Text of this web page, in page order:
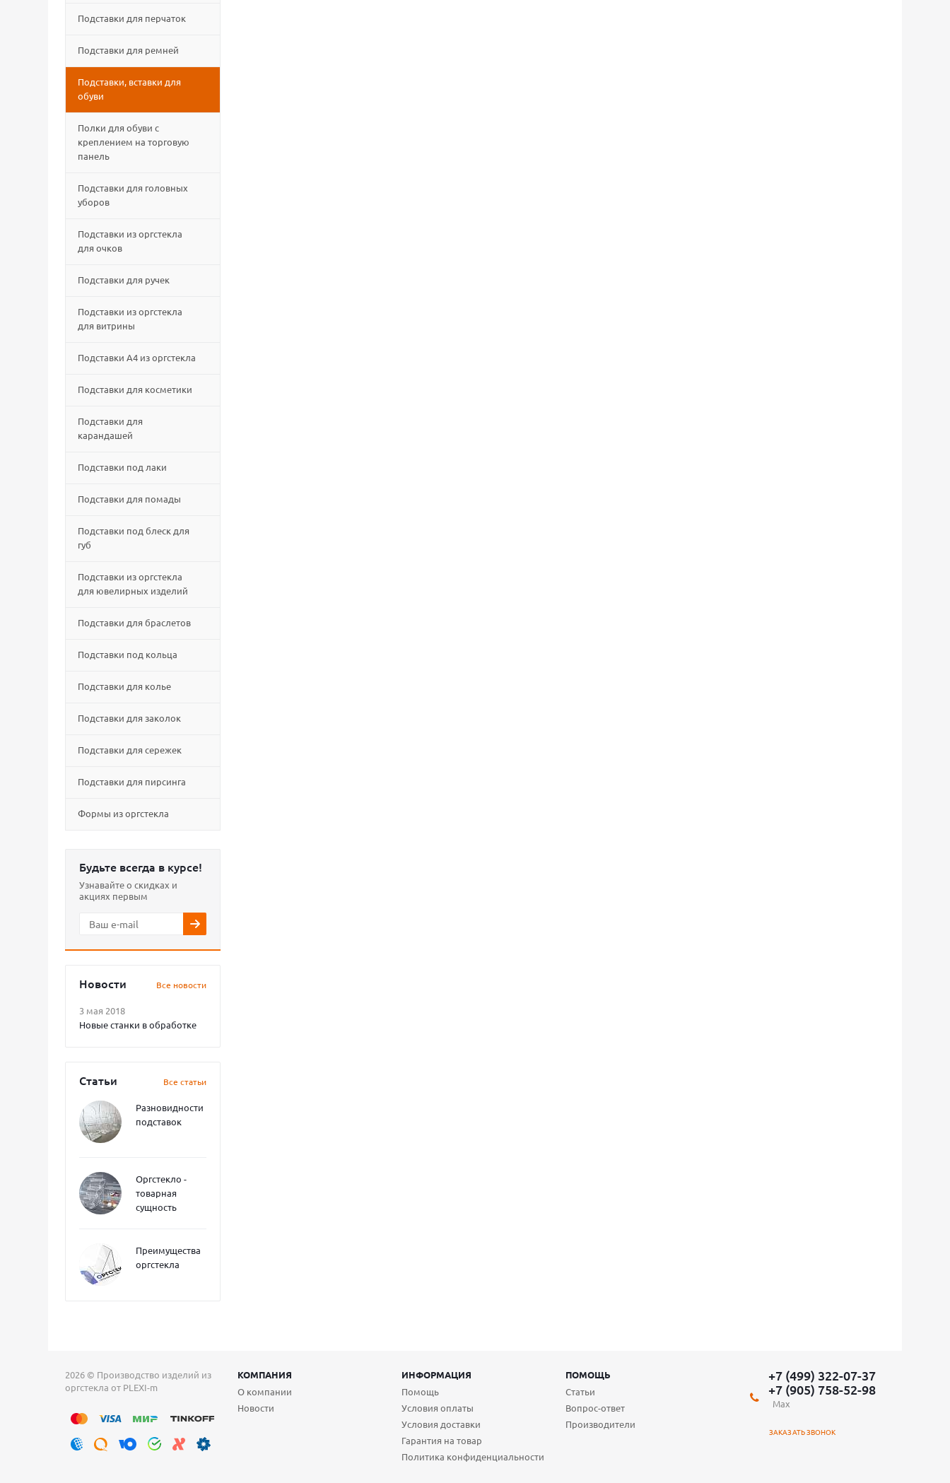
Подставки для перчаток
Подставки для ремней
Подставки, вставки для
обуви
Полки для обуви с
креплением на торговую
панель
Подставки для головных
уборов
Подставки из оргстекла
для очков
Подставки для ручек
Подставки из оргстекла
для витрины
Подставки А4 из оргстекла
Подставки для косметики
Подставки для
карандашей
Подставки под лаки
Подставки для помады
Подставки под блеск для
губ
Подставки из оргстекла
для ювелирных изделий
Подставки для браслетов
Подставки под кольца
Подставки для колье
Подставки для заколок
Подставки для сережек
Подставки для пирсинга
Формы из оргстекла
Будьте всегда в курсе!
Узнавайте о скидках и
акциях первым
Новости Все новости
3 мая 2018
Новые станки в обработке
Статьи Все статьи
Разновидности
подставок
Оргстекло -
товарная
сущность
Преимущества
оргстекла
2026 © Производство изделий из
оргстекла от PLEXI-m
КОМПАНИЯ ИНФОРМАЦИЯ
ПОМОЩЬ
О компании
Новости
Помощь
Условия оплаты
Условия доставки
Гарантия на товар
Политика конфиденциальности
Статьи
Вопрос-ответ
Производители
+7 (499) 322-07-37
+7 (905) 758-52-98
Max
ЗАКАЗАТЬ ЗВОНОК